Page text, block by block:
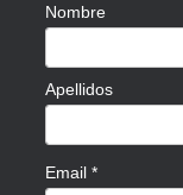
Nombre
Apellidos
Email *